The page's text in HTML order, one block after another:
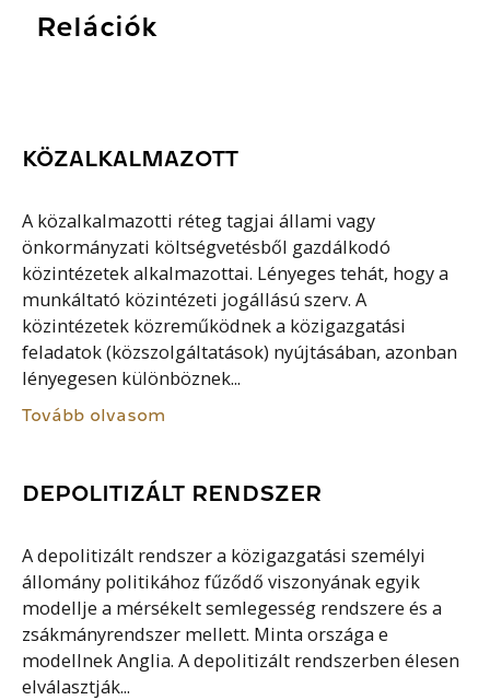
Relációk
KÖZALKALMAZOTT
A közalkalmazotti réteg tagjai állami vagy
önkormányzati költségvetésből gazdálkodó
közintézetek alkalmazottai. Lényeges tehát, hogy a
munkáltató közintézeti jogállású szerv. A
közintézetek közreműködnek a közigazgatási
feladatok (közszolgáltatások) nyújtásában, azonban
lényegesen különböznek...
Tovább olvasom
DEPOLITIZÁLT RENDSZER
A depolitizált rendszer a közigazgatási személyi
állomány politikához fűződő viszonyának egyik
modellje a mérsékelt semlegesség rendszere és a
zsákmányrendszer mellett. Minta országa e
modellnek Anglia. A depolitizált rendszerben élesen
elválasztják...